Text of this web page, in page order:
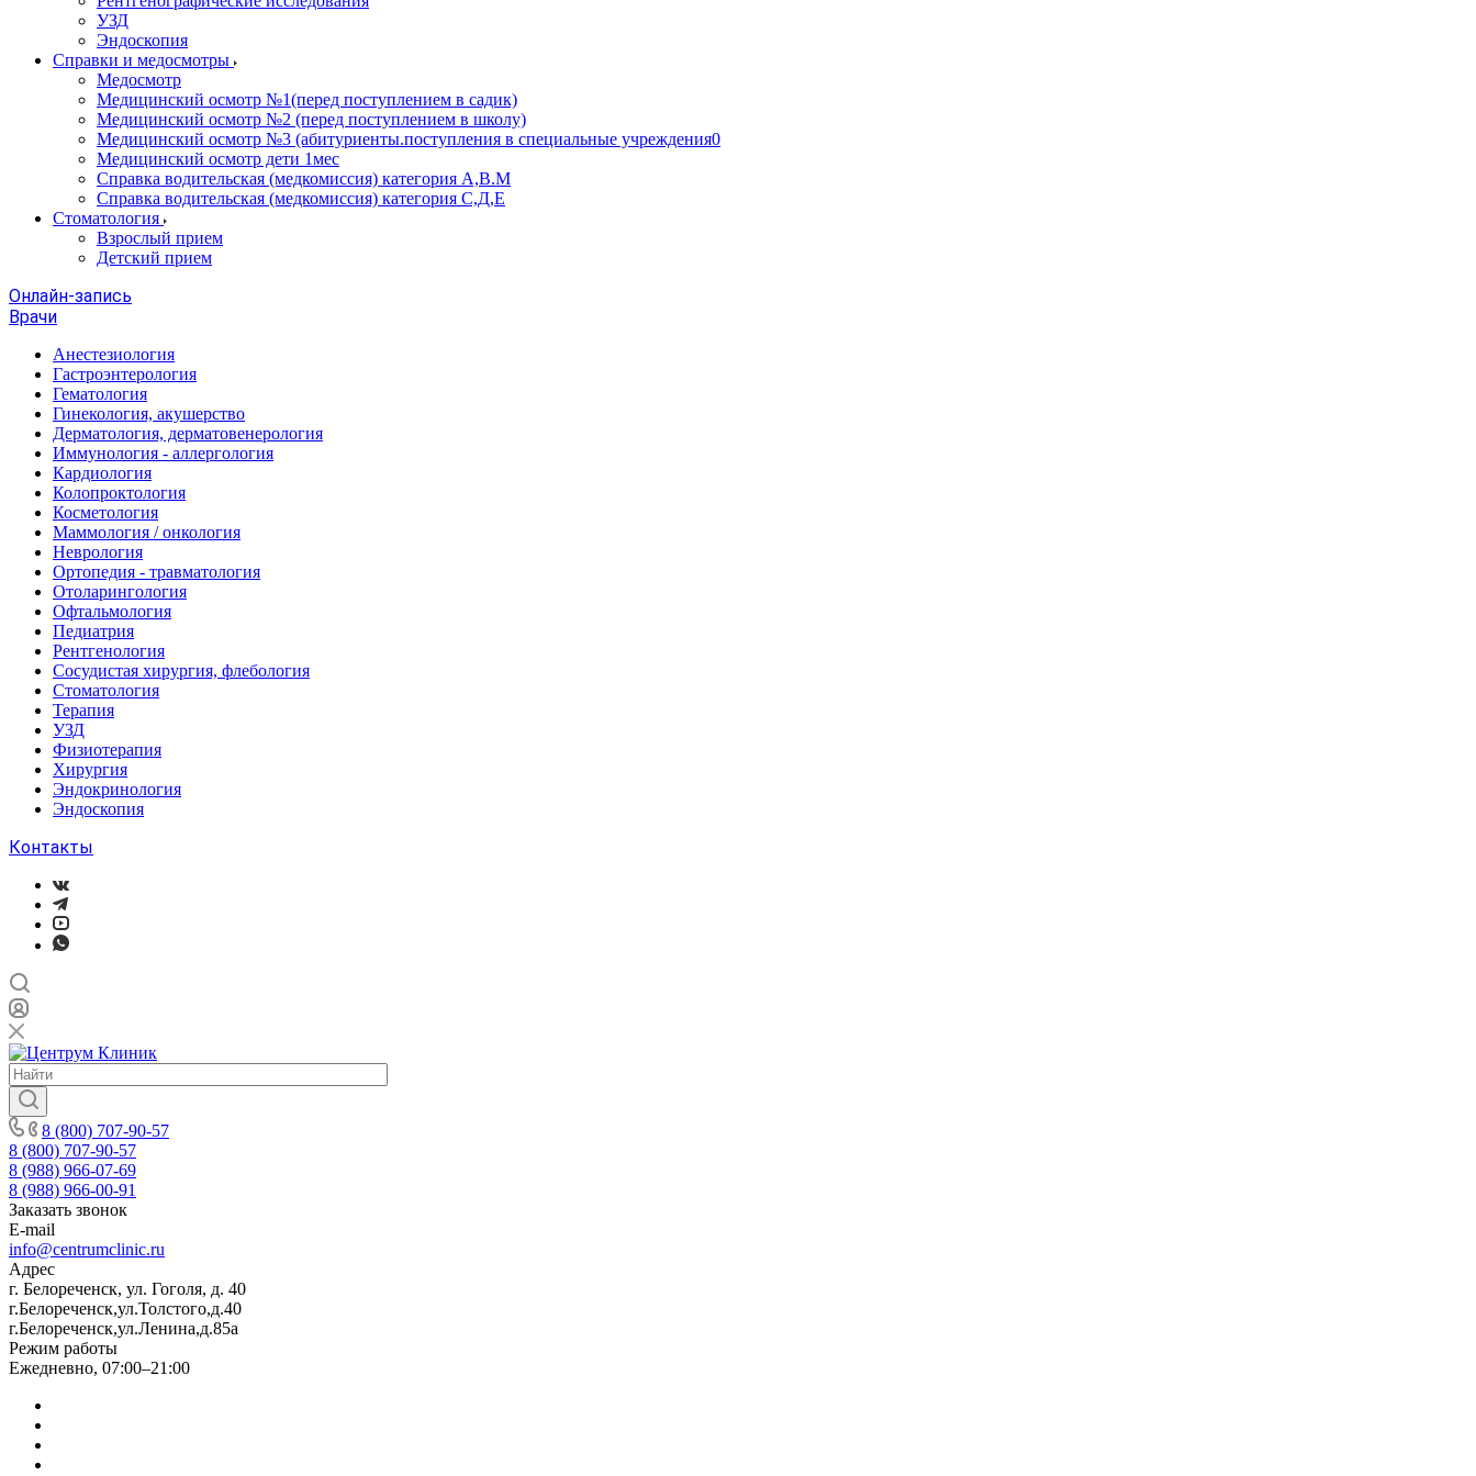
УЗД
Эндоскопия
Справки и медосмотры
Медосмотр
Медицинский осмотр №1(перед поступлением в садик)
Медицинский осмотр №2 (перед поступлением в школу)
Медицинский осмотр №3 (абитуриенты.поступления в специальные учреждения0
Медицинский осмотр дети 1мес
Справка водительская (медкомиссия) категория А,В.М
Справка водительская (медкомиссия) категория С,Д,Е
Стоматология
Взрослый прием
Детский прием
Онлайн-запись
Врачи
Анестезиология
Гастроэнтерология
Гематология
Гинекология, акушерство
Дерматология, дерматовенерология
Иммунология - аллергология
Кардиология
Колопроктология
Косметология
Маммология / онкология
Неврология
Ортопедия - травматология
Отоларингология
Офтальмология
Педиатрия
Рентгенология
Сосудистая хирургия, флебология
Стоматология
Терапия
УЗД
Физиотерапия
Хирургия
Эндокринология
Эндоскопия
Контакты
8 (800) 707-90-57
8 (800) 707-90-57
8 (988) 966-07-69
8 (988) 966-00-91
Заказать звонок
E-mail
info@centrumclinic.ru
Адрес
г. Белореченск, ул. Гоголя, д. 40
г.Белореченск,ул.Толстого,д.40
г.Белореченск,ул.Ленина,д.85а
Режим работы
Ежедневно, 07:00–21:00